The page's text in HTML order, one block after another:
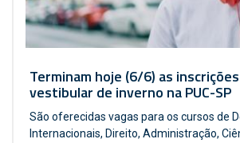
Terminam hoje (6/6) as
vestibular de inverno na PUC-SP
São oferecidas vagas para os cursos de
Internacionais, Direito, Administração,